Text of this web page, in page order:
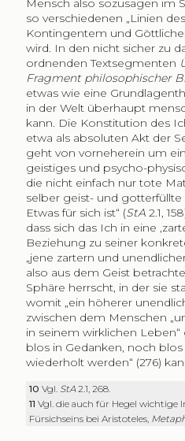
Mensch also sozusagen im
so verschiedenen „Linien
Kontingentem und
wird. In den nicht sicher zu
ordnenden Textsegmenten
Fragment philosophischer
etwas wie eine
in der Welt überhaupt
kann. Die Konstitution des
etwa als absoluten Akt der
geht von vorneherein um
geistiges und psycho-
die nicht einfach nur tote
selber geist- und gotterfüllte
Etwas für sich ist“ (StA2.1,
dass sich das Ich in eine
Beziehung zu seiner
„jene zartern und
also aus dem Geist
Sphäre herrscht, in der sie
womit „ein höherer
zwischen dem Menschen
in seinem wirklichen
blos in Gedanken, noch
wiederholt werden“ (276)
10Vgl. StA2.1, 268.
11Vgl. die auch für Hegel
Fürsichseins bei Aristoteles,